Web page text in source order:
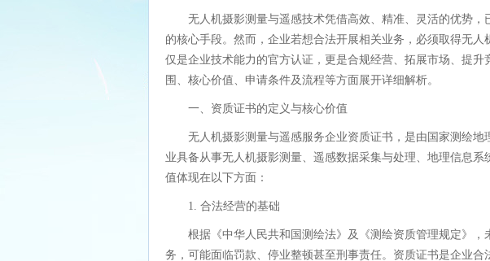
无人机摄影测量与遥感技术凭借高效、精准、灵活的优势
的核心手段。然而，企业若想合法开展相关业务，必须取得无
仅是企业技术能力的官方认证，更是合规经营、拓展市场、提
围、核心价值、申请条件及流程等方面展开详细解析。
一、资质证书的定义与核心价值
无人机摄影测量与遥感服务企业资质证书，是由国家测绘
业具备从事无人机摄影测量、遥感数据采集与处理、地理信息
值体现在以下方面：
1. 合法经营的基础
根据《中华人民共和国测绘法》及《测绘资质管理规定》
务，可能面临罚款、停业整顿甚至刑事责任。资质证书是企业